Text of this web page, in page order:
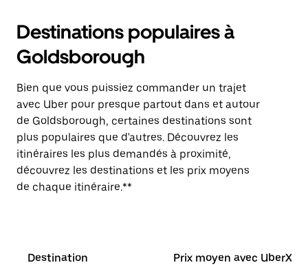
Destinations populaires à
Goldsborough
Bien que vous puissiez commander un trajet
avec Uber pour presque partout dans et autour
de Goldsborough, certaines destinations sont
plus populaires que d'autres. Découvrez les
itinéraires les plus demandés à proximité,
découvrez les destinations et les prix moyens
de chaque itinéraire.**
Destination Prix moyen avec UberX*